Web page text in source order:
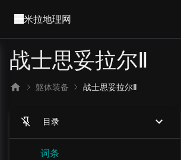
米拉地理网
战士思妥拉尔Ⅱ
躯体装备 战士思妥拉尔Ⅱ
目录
词条